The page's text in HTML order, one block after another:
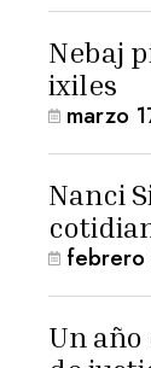
Nebaj
ixiles
marzo
Nanci
Un